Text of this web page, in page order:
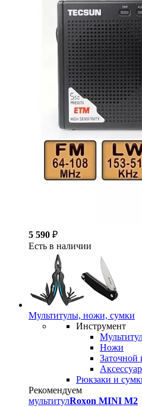
5 590 ₽
Есть в наличии
Мультитулы, ножи, сумки
Инструмент
Ножи
Заточной
Рюкзаки и
Рекомендуем
мультитулRoxon MINI M2